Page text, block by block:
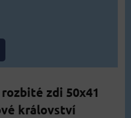
zdi 50x41
království